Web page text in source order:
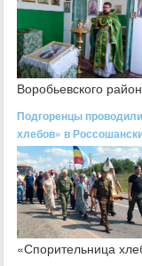
Воробьевского
Подгоренцы
хлебов» в
«Спорительница